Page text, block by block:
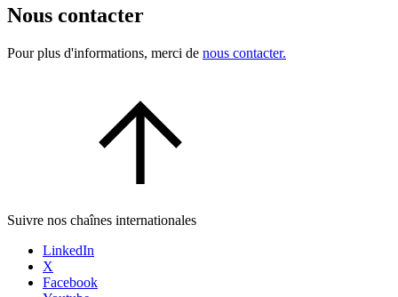
Nous contacter
Pour plus d'informations, merci de nous contacter.
Suivre nos chaînes internationales
LinkedIn
X
Facebook